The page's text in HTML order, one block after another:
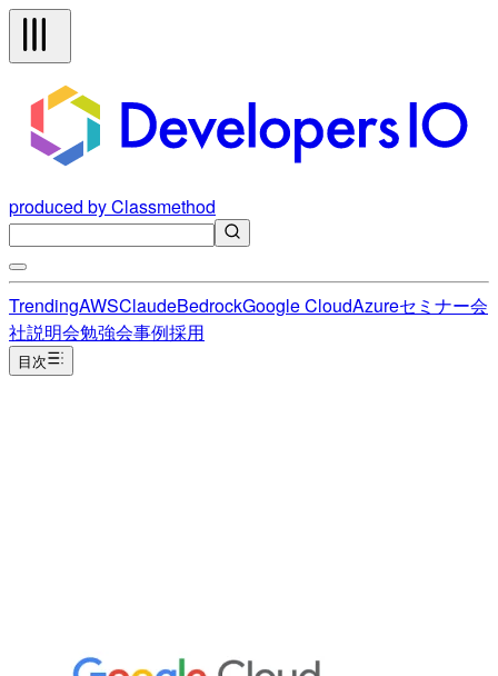
produced by Classmethod
TrendingAWSClaudeBedrockGoogle CloudAzureセミナー会
社説明会勉強会事例採用
目次